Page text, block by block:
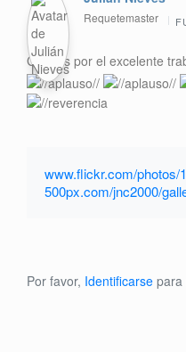
Requetemaster
Gracias por el excelente
www.flickr.com/photos/
500px.com/jnc2000/
Por favor, Identificarse para